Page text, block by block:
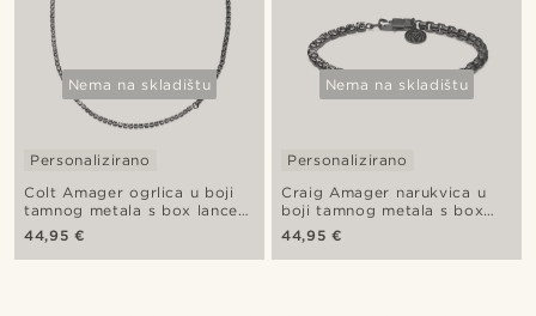
Nema na skladištu
Colt Amager ogrlica u boji
tamnog metala s box lancem
i staklenim dijamantima
Personalizirano
44,95 €
Nema na skladištu
Craig Amager narukvica u
boji tamnog metala s box
lancem i staklenim
dijamantima
Personalizirano
44,95 €